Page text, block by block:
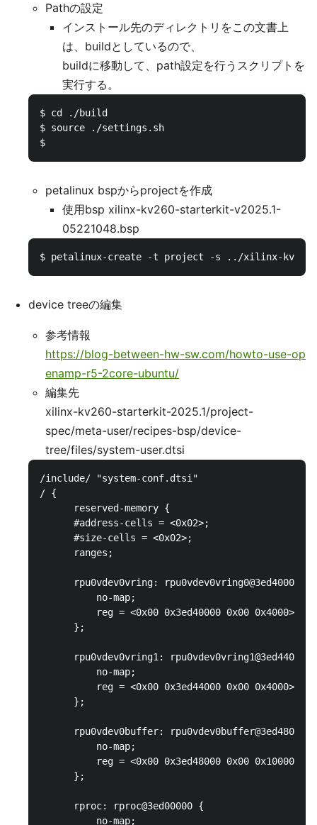
Pathの設定
インストール先のディレクトリをこの文書上
は、buildとしているので、
buildに移動して、path設定を行うスクリプトを
実行する。
$ cd ./build
$ source ./settings.sh
petalinux bspからprojectを作成
使用bsp xilinx-kv260-starterkit-v2025.1-
05221048.bsp
device treeの編集
参考情報
https://blog-between-hw-sw.com/howto-use-op
enamp-r5-2core-ubuntu/
編集先
xilinx-kv260-starterkit-2025.1/project-
spec/meta-user/recipes-bsp/device-
tree/files/system-user.dtsi
/include/ "system-conf.dtsi"
/ {
      reserved-memory {
      #address-cells = <0x02>;
      #size-cells = <0x02>;
      ranges;
      rpu0vdev0vring: rpu0vdev0vring0@3ed40000 {
          no-map;
          reg = <0x00 0x3ed40000 0x00 0x4000>;
      };
      rpu0vdev0vring1: rpu0vdev0vring1@3ed44000 {
          no-map;
          reg = <0x00 0x3ed44000 0x00 0x4000>;
      };
      rpu0vdev0buffer: rpu0vdev0buffer@3ed48000 {
          no-map;
          reg = <0x00 0x3ed48000 0x00 0x100000>;
      };
      rproc: rproc@3ed00000 {
          no-map;